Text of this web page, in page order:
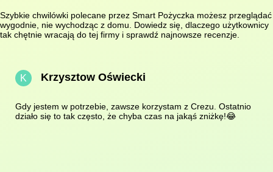
Szybkie chwilówki polecane przez Smart Pożyczka możesz przeglądać
wygodnie, nie wychodząc z domu. Dowiedz się, dlaczego użytkownicy
tak chętnie wracają do tej firmy i sprawdź najnowsze recenzje.
K Krzysztow Oświecki
Gdy jestem w potrzebie, zawsze korzystam z Crezu. Ostatnio
działo się to tak często, że chyba czas na jakąś zniżkę!😂